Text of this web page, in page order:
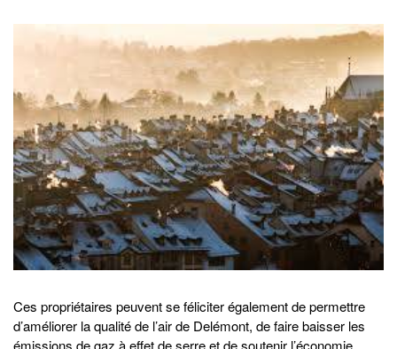
Ces propriétaires peuvent se féliciter également de permettre
d’améliorer la qualité de l’air de Delémont, de faire baisser les
émissions de gaz à effet de serre et de soutenir l’économie